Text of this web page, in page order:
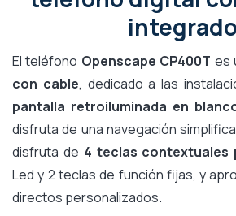
integrado
El teléfono Openscape CP400T es
con cable, dedicado a las
pantalla retroiluminada en
disfruta de una navegación
disfruta de 4 teclas contextuales
Led y 2 teclas de función fijas, y
directos personalizados.